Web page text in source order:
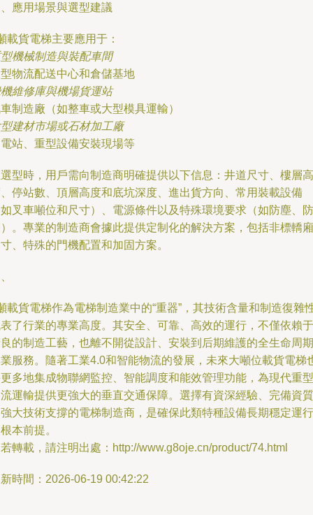
應用場景與選型建議
載貨電梯主要應用于：
機械制造與裝配車間
物流配送中心和倉儲基地
維修庫與機場貨運站
制造廠（如整車或大型模具運輸）
建材市場或石材加工廠
站、重型設備安裝現場等
型時，用戶需向制造商明確提供以下信息：井道尺寸、樓層高
停站數、頂層高度和底坑深度、進出貨方向、常用裝載設備
叉車噸位和尺寸）、電源條件以及特殊環境要求（如防塵、防
。專業的制造商會據此提供定制化的解決方案，包括非標轎廂
、特殊的門機配置和加固方案。
載貨電梯作為電梯制造業中的“重器”，其技術含量和制造復雜
了行業的專業高度。其安全、可靠、高效的運行，不僅依賴于
的制造工藝，也離不開從設計、安裝到后期維護的全生命周期
服務。隨著工業4.0和智能物流的發展，未來大噸位載貨電梯
多地集成物聯網監控、智能調度和能效管理功能，為現代重型
運輸提供更強大的垂直交通保障。選擇有資深經驗、完備資質
大技術支撐的電梯制造商，是確保此類特種設備長期穩定運行
本前提。
轉載，請注明出處：http://www.g8oje.cn/product/74.html
時間：2026-06-19 00:42:22